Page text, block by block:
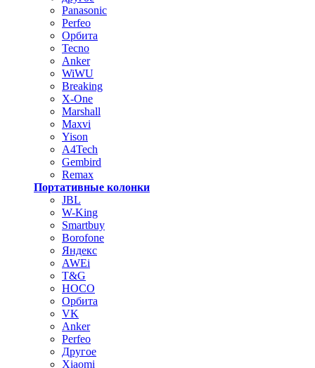
Panasonic
Perfeo
Орбита
Tecno
Anker
WiWU
Breaking
X-One
Marshall
Maxvi
Yison
A4Tech
Gembird
Remax
Портативные колонки
JBL
W-King
Smartbuy
Borofone
Яндекс
AWEi
T&G
HOCO
Орбита
VK
Anker
Perfeo
Другое
Xiaomi